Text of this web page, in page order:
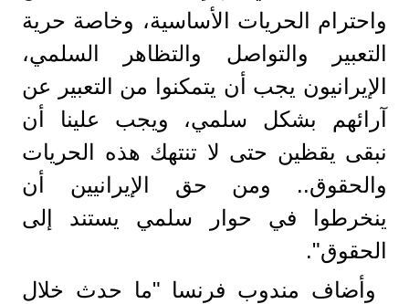
واحترام الحريات الأساسية، وخاصة حرية
التعبير والتواصل والتظاهر السلمي،
الإيرانيون يجب أن يتمكنوا من التعبير عن
آرائهم بشكل سلمي، ويجب علينا أن
نبقى يقظين حتى لا تنتهك هذه الحريات
والحقوق.. ومن حق الإيرانيين أن
ينخرطوا في حوار سلمي يستند إلى
الحقوق".
وأضاف مندوب فرنسا "ما حدث خلال